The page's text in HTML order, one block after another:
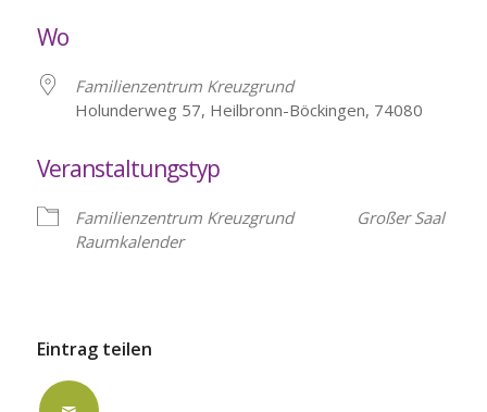
Wo
Familienzentrum Kreuzgrund
Holunderweg 57, Heilbronn-Böckingen, 74080
Veranstaltungstyp
Familienzentrum Kreuzgrund
Großer Saal
Raumkalender
Eintrag teilen